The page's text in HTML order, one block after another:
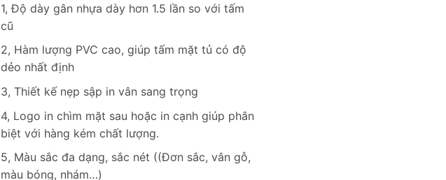
1, Độ dày gân nhựa dày hơn 1.5 lần so với tấm
cũ
2, Hàm lượng PVC cao, giúp tấm mặt tủ có độ
dẻo nhất định
3, Thiết kế nẹp sập in vân sang trọng
4, Logo in chìm mặt sau hoặc in cạnh giúp phân
biệt với hàng kém chất lượng.
5, Màu sắc đa dạng, sắc nét ((Đơn sắc, vân gỗ,
màu bóng, nhám…)